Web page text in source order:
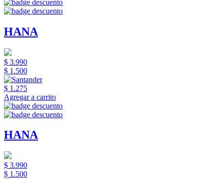
HANA
$ 3.990
$ 1.500
$ 1.275
Agregar a carrito
HANA
$ 3.990
$ 1.500